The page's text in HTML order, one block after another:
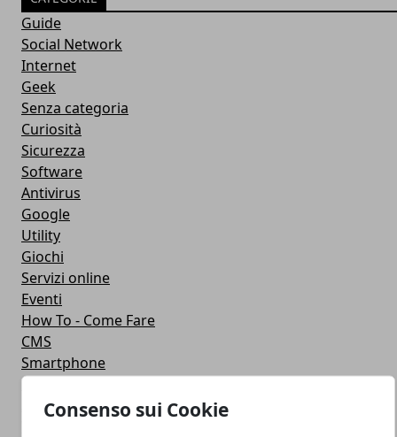
Consenso sui Cookie
Guide
Social Network
Internet
Geek
Senza categoria
Curiosità
Sicurezza
Software
Antivirus
Google
Utility
Giochi
Servizi online
Eventi
How To - Come Fare
CMS
Smartphone
iPhone
Apple